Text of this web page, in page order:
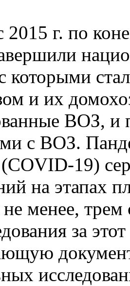
2015 г. по
которыми
и их
ВОЗ, и
с ВОЗ.
19)
на этапах
менее,
за